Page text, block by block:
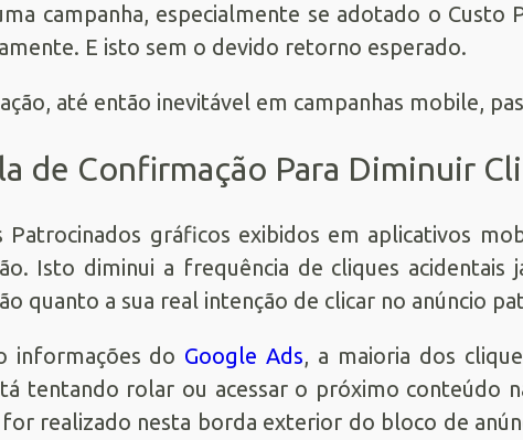
campanha, especialmente se adotado o Custo
E isto sem o devido retorno esperado.
até então inevitável em campanhas mobile,
de Confirmação Para Diminuir
Patrocinados gráficos exibidos em aplicativos
Isto diminui a frequência de cliques acidentais
quanto a sua real intenção de clicar no anúncio
informações do Google Ads, a maioria dos
tentando rolar ou acessar o próximo conteúdo
realizado nesta borda exterior do bloco de